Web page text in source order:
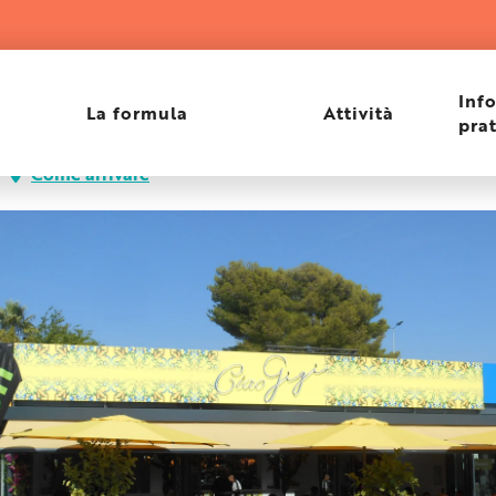
La formula Attività
Come arrivare